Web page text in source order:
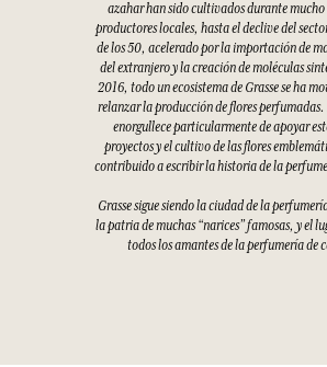
azahar han sido cultivados durante
productores locales, hasta el declive del
de los 50, acelerado por la importación de
del extranjero y la creación de moléculas
2016, todo un ecosistema de Grasse se ha
relanzar la producción de flores perfumadas.
enorgullece particularmente de apoyar
proyectos y el cultivo de las flores
contribuido a escribir la historia de la
Grasse sigue siendo la ciudad de la
la patria de muchas “narices” famosas, y el
todos los amantes de la perfumería de